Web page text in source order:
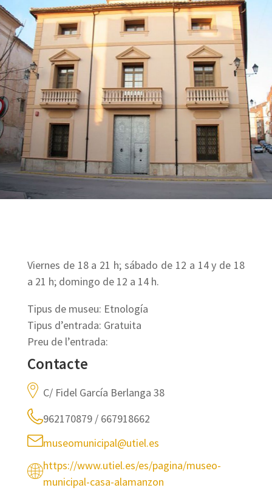
Viernes de 18 a 21 h; sábado de 12 a 14 y de 18
a 21 h; domingo de 12 a 14 h.
Tipus de museu: Etnología
Tipus d’entrada: Gratuita
Preu de l’entrada:
Contacte
C/ Fidel García Berlanga 38
962170879 / 667918662
museomunicipal@utiel.es
https://www.utiel.es/es/pagina/museo-
municipal-casa-alamanzon